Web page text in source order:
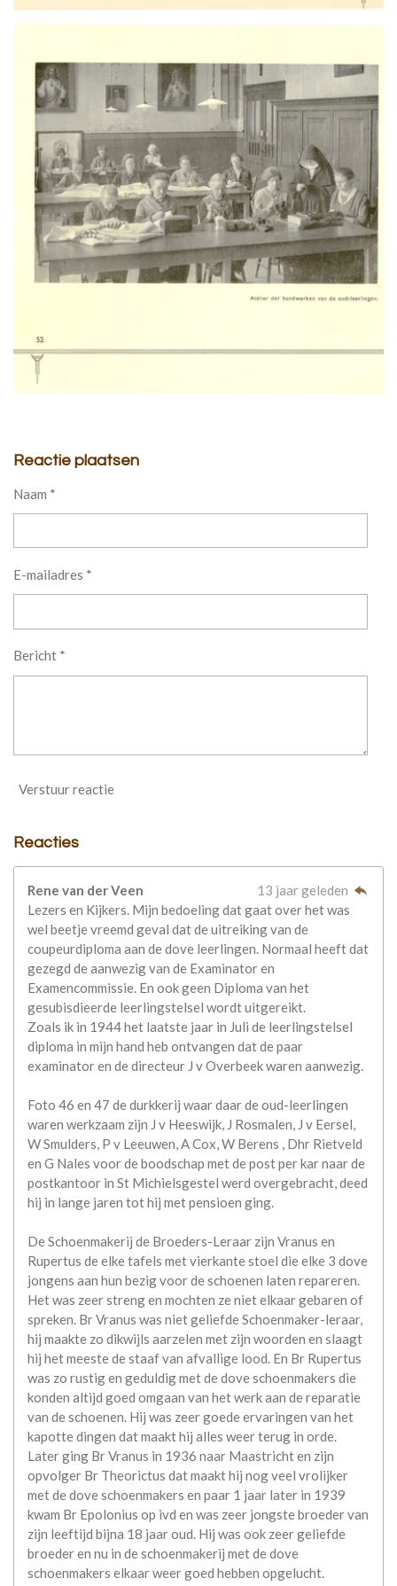
Reactie plaatsen
Naam *
E-mailadres *
Bericht *
Verstuur reactie
Reacties
Rene van der Veen
13 jaar geleden
Lezers en Kijkers. Mijn bedoeling dat gaat over het was
wel beetje vreemd geval dat de uitreiking van de
coupeurdiploma aan de dove leerlingen. Normaal heeft dat
gezegd de aanwezig van de Examinator en
Examencommissie. En ook geen Diploma van het
gesubisdieerde leerlingstelsel wordt uitgereikt.
Zoals ik in 1944 het laatste jaar in Juli de leerlingstelsel
diploma in mijn hand heb ontvangen dat de paar
examinator en de directeur J v Overbeek waren aanwezig.
Foto 46 en 47 de durkkerij waar daar de oud-leerlingen
waren werkzaam zijn J v Heeswijk, J Rosmalen, J v Eersel,
W Smulders, P v Leeuwen, A Cox, W Berens , Dhr Rietveld
en G Nales voor de boodschap met de post per kar naar de
postkantoor in St Michielsgestel werd overgebracht, deed
hij in lange jaren tot hij met pensioen ging.
De Schoenmakerij de Broeders-Leraar zijn Vranus en
Rupertus de elke tafels met vierkante stoel die elke 3 dove
jongens aan hun bezig voor de schoenen laten repareren.
Het was zeer streng en mochten ze niet elkaar gebaren of
spreken. Br Vranus was niet geliefde Schoenmaker-leraar,
hij maakte zo dikwijls aarzelen met zijn woorden en slaagt
hij het meeste de staaf van afvallige lood. En Br Rupertus
was zo rustig en geduldig met de dove schoenmakers die
konden altijd goed omgaan van het werk aan de reparatie
van de schoenen. Hij was zeer goede ervaringen van het
kapotte dingen dat maakt hij alles weer terug in orde.
Later ging Br Vranus in 1936 naar Maastricht en zijn
opvolger Br Theorictus dat maakt hij nog veel vrolijker
met de dove schoenmakers en paar 1 jaar later in 1939
kwam Br Epolonius op ivd en was zeer jongste broeder van
zijn leeftijd bijna 18 jaar oud. Hij was ook zeer geliefde
broeder en nu in de schoenmakerij met de dove
schoenmakers elkaar weer goed hebben opgelucht.